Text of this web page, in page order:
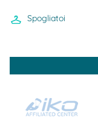
Spogliatoi